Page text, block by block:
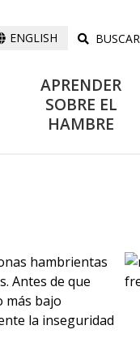
ENGLISH BUSCAR
APRENDER
SOBRE EL
HAMBRE
hambrientas
Antes de que
más bajo
la inseguridad